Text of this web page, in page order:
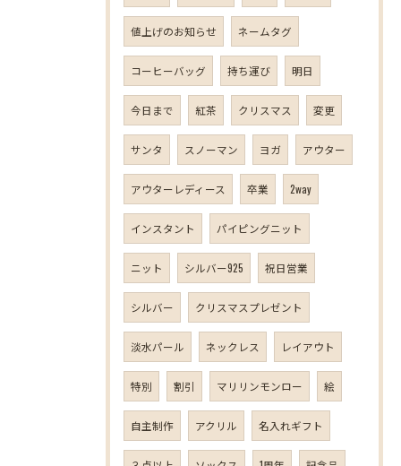
値上げのお知らせ ネームタグ
コーヒーバッグ 持ち運び 明日
今日まで 紅茶 クリスマス 変更
サンタ スノーマン ヨガ アウター
アウターレディース 卒業 2way
インスタント パイピングニット
ニット シルバー925 祝日営業
シルバー クリスマスプレゼント
淡水パール ネックレス レイアウト
特別 割引 マリリンモンロー 絵
自主制作 アクリル 名入れギフト